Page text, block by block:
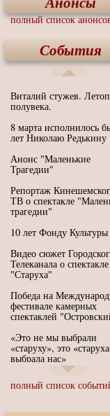
полный список
События
Виталий стужев.
полувека.
8 марта исполнилось
лет Николаю Редькину
Анонс "Маленькие
Трагедии"
Репортаж
ТВ о спектакле
трагедии"
10 лет Фонду Культуры
Видео сюжет
Телеканала о спектакле
"Старуха"
Победа на
фестивале камерных
спектаклей
«Это не мы выбрали
«старуху», это
выбрала нас»
Иммерсивный
"Язык чистого полета
полный список